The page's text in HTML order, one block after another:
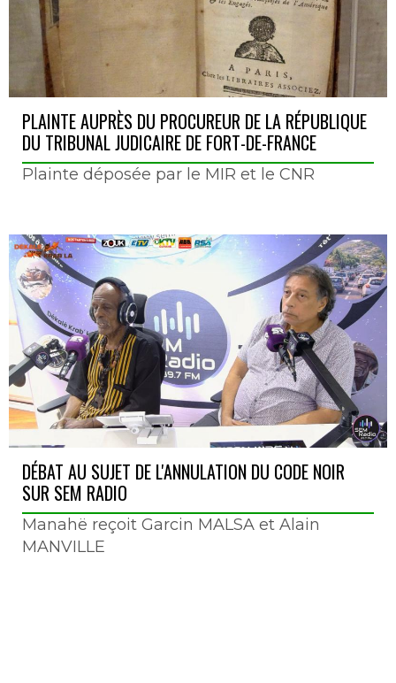
PLAINTE AUPRÈS DU PROCUREUR DE LA RÉPUBLIQUE
DU TRIBUNAL JUDICAIRE DE FORT-DE-FRANCE
Plainte déposée par le MIR et le CNR
DÉBAT AU SUJET DE L'ANNULATION DU CODE NOIR
SUR SEM RADIO
Manahë reçoit Garcin MALSA et Alain
MANVILLE